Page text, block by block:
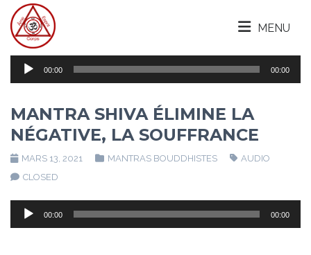
MENU
Lecteur
audio
00:00 00:00
MANTRA SHIVA ÉLIMINE LA
NÉGATIVE, LA SOUFFRANCE
MARS 13, 2021 MANTRAS BOUDDHISTES
AUDIO
CLOSED
Lecteur
audio
00:00 00:00